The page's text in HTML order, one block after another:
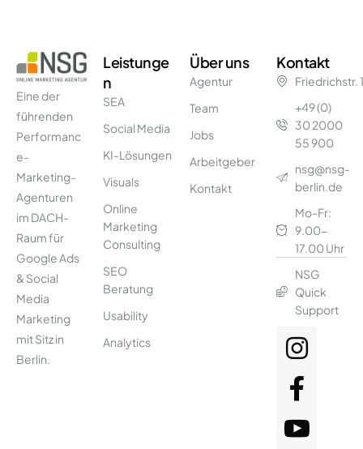
Eine der
führenden
Performanc
e-
Marketing-
Agenturen
im DACH-
Raum für
Google Ads
& Social
Media
Marketing
mit Sitz in
Berlin.
Leistunge
n
SEA
Social Media
KI-Lösungen
Visuals
Online
Marketing
Consulting
SEO
Beratung
Usability
Analytics
Über uns
Agentur
Team
Jobs
Arbeitgeber
Kontakt
Kontakt
Friedrichstr.
+49 (0)
30 2000
55 900
nsg@nsg-
berlin.de
Mo-Fr:
9.00-
17.00 Uhr
NSG
Quick
Support